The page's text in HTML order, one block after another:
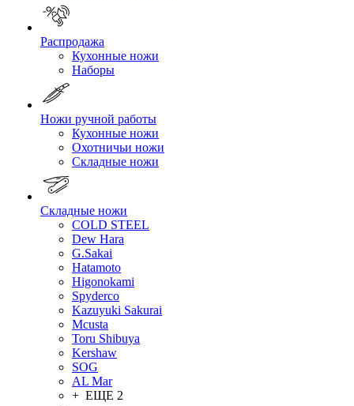
Распродажа
Кухонные ножи
Наборы
Ножи ручной работы
Кухонные ножи
Охотничьи ножи
Складные ножи
Складные ножи
COLD STEEL
Dew Hara
G.Sakai
Hatamoto
Higonokami
Spyderco
Kazuyuki Sakurai
Mcusta
Toru Shibuya
Kershaw
SOG
AL Mar
+ ЕЩЕ 2